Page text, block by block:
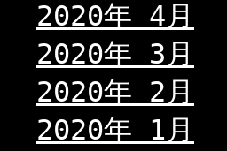
2020年 4月
2020年 3月
2020年 2月
2020年 1月